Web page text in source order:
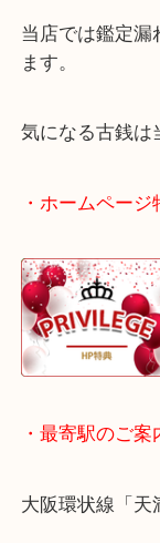
これには理由
発行された年
ます。
気になる古銭